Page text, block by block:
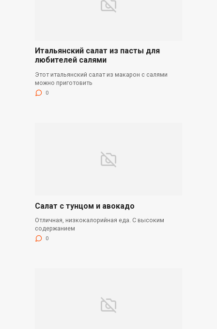
Итальянский салат из пасты для
любителей салями
Этот итальянский салат из макарон с салями
можно приготовить
0
Салат с тунцом и авокадо
Отличная, низкокалорийная еда. С высоким
содержанием
0